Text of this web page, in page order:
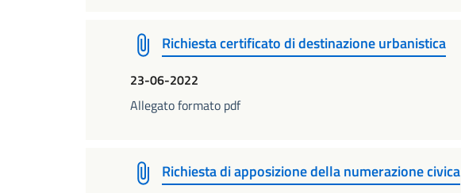
Richiesta certificato di destinazione urbanistica
23-06-2022
Allegato formato pdf
Richiesta di apposizione della numerazione civica